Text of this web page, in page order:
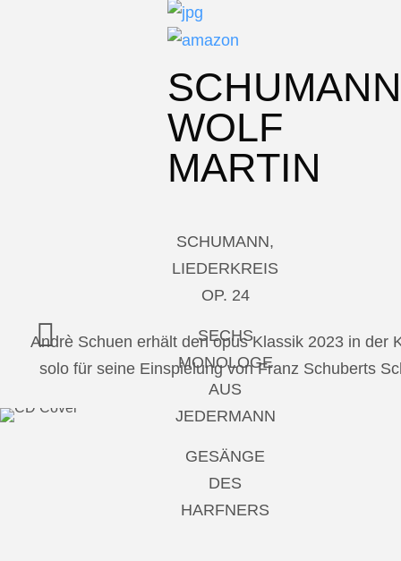
SCHUMANN
WOLF
MARTIN
SCHUMANN,
LIEDERKREIS
OP. 24
SECHS
MONOLOGE
AUS
JEDERMANN
GESÄNGE
DES
HARFNERS
Andrè Schuen erhält den opus Klassik 2023 in der
solo für seine Einspielung von Franz Schuberts